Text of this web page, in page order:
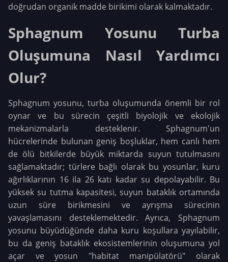
doğrudan organik madde birikimi olarak kalmaktadır.
Sphagnum Yosunu Turba
Oluşumuna Nasıl Yardımcı
Olur?
Sphagnum yosunu, turba oluşumunda önemli bir rol
oynar ve bu sürecin çeşitli biyolojik ve ekolojik
mekanizmalarla desteklenir. Sphagnum'un
hücrelerinde bulunan geniş boşluklar, hem canlı hem
de ölü bitkilerde büyük miktarda suyun tutulmasını
sağlamaktadır; türlere bağlı olarak bu yosunlar, kuru
ağırlıklarının 16 ila 26 katı kadar su depolayabilir. Bu
yüksek su tutma kapasitesi, suyun bataklık ortamında
uzun süre birikmesini ve ayrışma sürecinin
yavaşlamasını desteklemektedir. Ayrıca, Sphagnum
yosunu büyüdüğünde daha kuru koşullara yayılabilir,
bu da geniş bataklık ekosistemlerinin oluşumuna yol
açar ve yosun "habitat manipülatörü" olarak